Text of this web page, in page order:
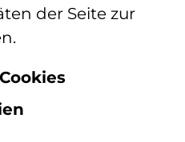
der Seite zur